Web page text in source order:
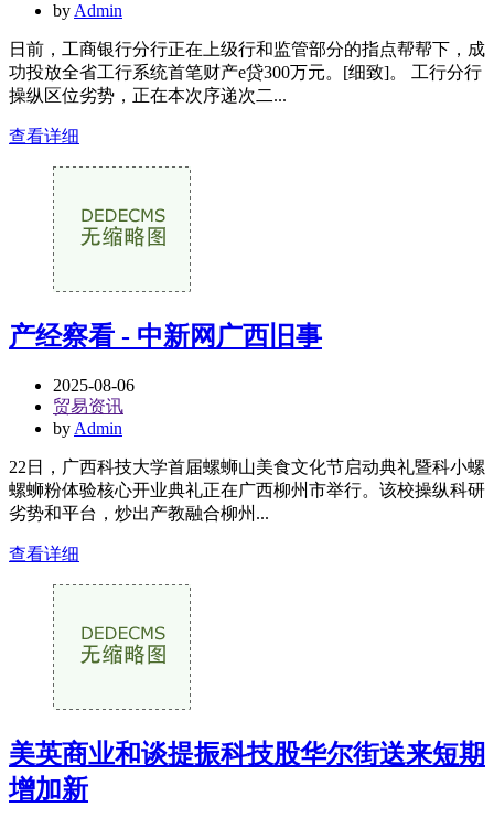
byAdmin
日前，工商银行分行正在上级行和监管部分的指点帮帮下，成
功投放全省工行系统首笔财产e贷300万元。[细致]。 工行分行
操纵区位劣势，正在本次序递次二...
查看详细
产经察看 - 中新网广西旧事
2025-08-06
贸易资讯
by Admin
22日，广西科技大学首届螺蛳山美食文化节启动典礼暨科小螺
螺蛳粉体验核心开业典礼正在广西柳州市举行。该校操纵科研
劣势和平台，炒出产教融合柳州...
查看详细
美英商业和谈提振科技股华尔街送来短期
增加新